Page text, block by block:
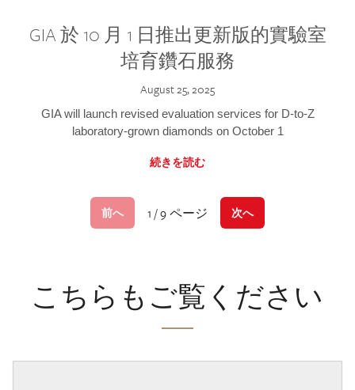
GIA 於 10 月 1 日推出更新版的實驗室
培育鑽石服務
August 25, 2025
GIA will launch revised evaluation services for D-to-Z
laboratory-grown diamonds on October 1
続きを読む
前へ 1 / 9 ページ 次へ
こちらもご覧ください